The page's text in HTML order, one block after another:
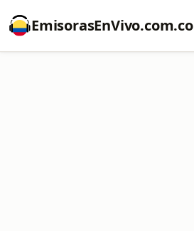
EmisorasEnVivo.com.co